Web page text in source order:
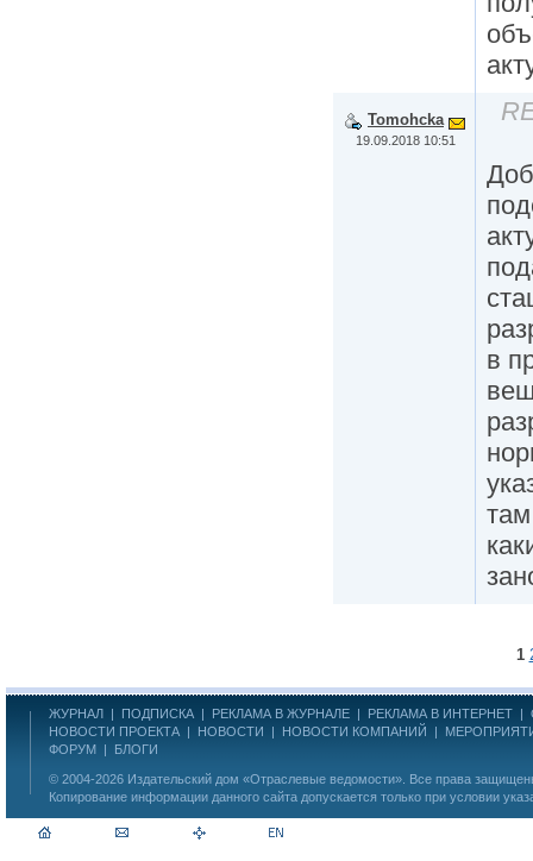
Tomohcka
19.09.2018 10:51
в
1
ЖУРНАЛ | ПОДПИСКА | РЕКЛАМА В ЖУРНАЛЕ | РЕКЛАМА В ИНТЕРНЕТ |
НОВОСТИ ПРОЕКТА | НОВОСТИ | НОВОСТИ КОМПАНИЙ |
ФОРУМ | БЛОГИ
© 2004-2026 Издательский дом «Отраслевые ведомости» . Все права
Копирование информации данного сайта допускается только при условии